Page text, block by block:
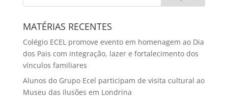
MATÉRIAS RECENTES
Colégio ECEL promove evento em homenagem ao Dia
dos Pais com integração, lazer e fortalecimento dos
vínculos familiares
Alunos do Grupo Ecel participam de visita cultural ao
Museu das Ilusões em Londrina